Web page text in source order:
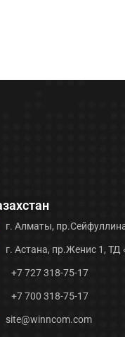
г. Алматы,
г. Астана, пр.Женис 1, ТД
+7 727 318-75-17
+7 700 318-75-17
site@winncom.com